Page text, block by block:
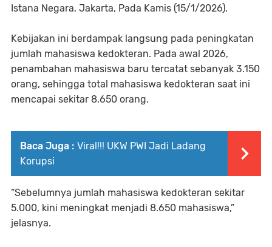
Istana Negara, Jakarta, Pada Kamis (15/1/2026).
Kebijakan ini berdampak langsung pada peningkatan
jumlah mahasiswa kedokteran. Pada awal 2026,
penambahan mahasiswa baru tercatat sebanyak 3.150
orang, sehingga total mahasiswa kedokteran saat ini
mencapai sekitar 8.650 orang.
Baca Juga : Viral!!! UKW PWI Jadi Ladang
Korupsi
“Sebelumnya jumlah mahasiswa kedokteran sekitar
5.000, kini meningkat menjadi 8.650 mahasiswa,”
jelasnya.